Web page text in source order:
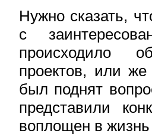
Нужно сказать,
с
происходило
проектов, или же
был поднят
представили
воплощен в